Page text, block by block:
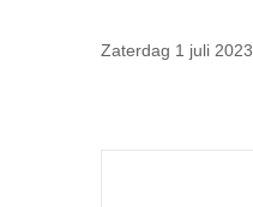
Zaterdag 1 juli 2023